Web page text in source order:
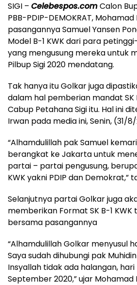
SIGI – Celebespos.comCalon
PBB-PDIP-DEMOKRAT,
pasangannya Samuel Yansen
Model B-1 KWK dari para
yang mengusung mereka untuk
Pilbup Sigi 2020 mendatang.
Tak hanya itu Golkar juga
dalam hal pemberian mandat SK
Cabup Petahana Sigi itu. Hal ini
Irwan pada media ini, Senin, (31/
“Alhamdulillah pak Samuel
berangkat ke Jakarta untuk
partai – partai pengusung,
KWK yakni PDIP dan Demokrat,”
Selanjutnya partai Golkar juga
memberikan Format SK B-1
bersama pasangannya
“Alhamdulillah Golkar menyusul
Saya sudah dihubungi pak
Insyallah tidak ada halangan, hari
September 2020,” ujar Mohamad